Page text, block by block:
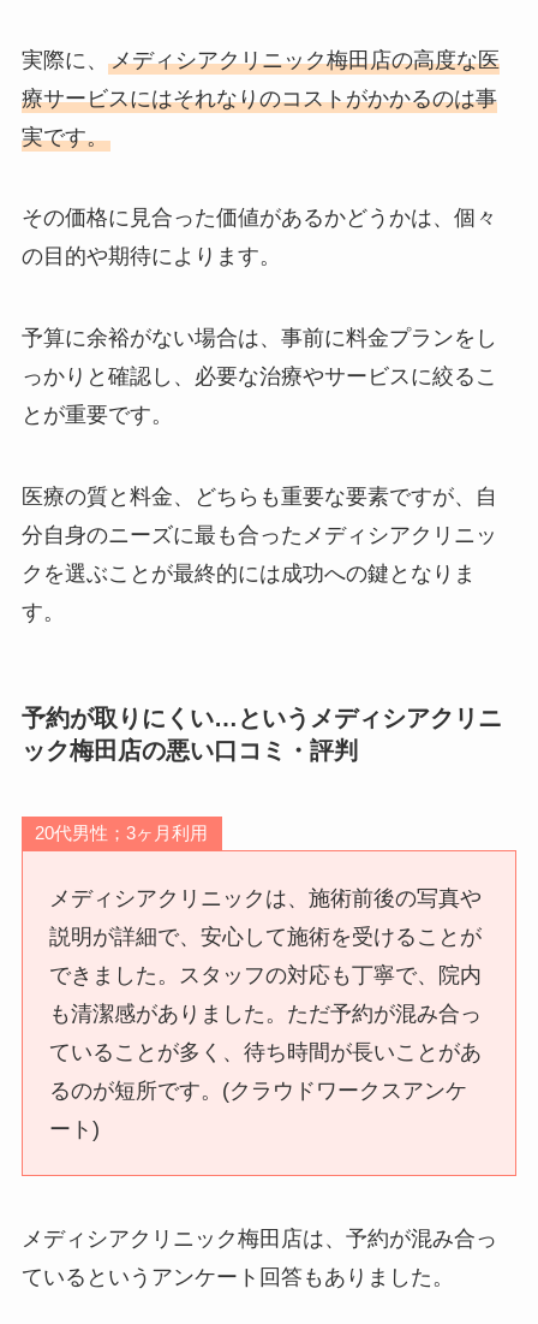
実際に、 メディシアクリニック梅田店の高度な医
療サービスにはそれなりのコストがかかるのは事
実です。
その価格に見合った価値があるかどうかは、個々
の目的や期待によります。
予算に余裕がない場合は、事前に料金プランをし
っかりと確認し、必要な治療やサービスに絞るこ
とが重要です。
医療の質と料金、どちらも重要な要素ですが、自
分自身のニーズに最も合ったメディシアクリニッ
クを選ぶことが最終的には成功への鍵となりま
す。
予約が取りにくい…というメディシアクリニ
ック梅田店の悪い口コミ・評判
20代男性；3ヶ月利用
メディシアクリニックは、施術前後の写真や
説明が詳細で、安心して施術を受けることが
できました。スタッフの対応も丁寧で、院内
も清潔感がありました。ただ予約が混み合っ
ていることが多く、待ち時間が長いことがあ
るのが短所です。(クラウドワークスアンケ
ート)
メディシアクリニック梅田店は、予約が混み合っ
ているというアンケート回答もありました。